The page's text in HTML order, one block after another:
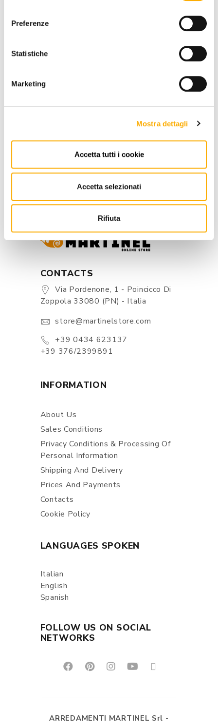
Preferenze
Statistiche
Marketing
Mostra dettagli
Accetta tutti i cookie
Accetta selezionati
Rifiuta
BRAND
BEST PRICE GUARANTEED
CONTACTS
Via Pordenone, 1 - Poincicco Di
Zoppola 33080 (PN) - Italia
store@martinelstore.com
+39 0434 623137
+39 376/2399891
INFORMATION
About Us
Sales Conditions
Privacy Conditions & Processing Of
Personal Information
Shipping And Delivery
Prices And Payments
Contacts
Cookie Policy
LANGUAGES SPOKEN
Italian
English
Spanish
FOLLOW US ON SOCIAL
NETWORKS
ARREDAMENTI MARTINEL Srl -